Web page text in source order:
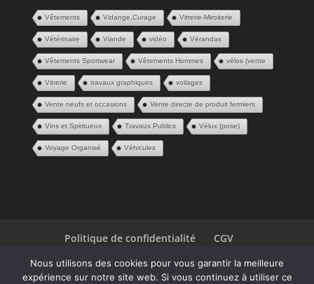
Vêtements Vidange,Curage Vitrerie-Miroiterie
Vétérinaire Viande vidéo Vérandas
Vêtements Sportwear Vêtements Hommes vélos (vente
Vitrerie travaux graphiques voilages
Vente neufs et occasions Vente directe de produit fermiers
Vins et Spiritueux Travaux Publics Vélux (pose)
Voyage Organisé Véhicules
Politique de confidentialité
CGV
Nous utilisons des cookies pour vous garantir la meilleure
expérience sur notre site web. Si vous continuez à utiliser ce